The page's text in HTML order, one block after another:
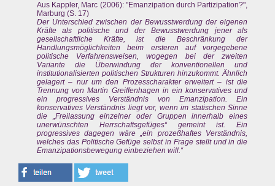
Aus Kappler, Marc (2006): "Emanzipation durch Partizipation?",
Marburg (S. 17)
Der Unterschied zwischen der Bewusstwerdung der eigenen
Kräfte als politische und der Bewusstwerdung jener als
gesellschaftliche Kräfte, ist die Beschränkung der
Handlungsmöglichkeiten beim ersteren auf vorgegebene
politische Verfahrensweisen, wogegen bei der zweiten
Variante die Überwindung der konventionellen und
institutionalisierten politischen Strukturen hinzukommt. Ähnlich
gelagert – nur um den Prozesscharakter erweitert – ist die
Trennung von Martin Greiffenhagen in ein konservatives und
ein progressives Verständnis von Emanzipation. Ein
konservatives Verständnis liegt vor, wenn im statischen Sinne
die „Freilassung einzelner oder Gruppen innerhalb eines
unerwünschten Herrschaftsgefüges“ gemeint ist. Ein
progressives dagegen wäre „ein prozeßhaftes Verständnis,
welches das Politische Gefüge selbst in Frage stellt und in die
Emanzipationsbewegung einbeziehen will.“